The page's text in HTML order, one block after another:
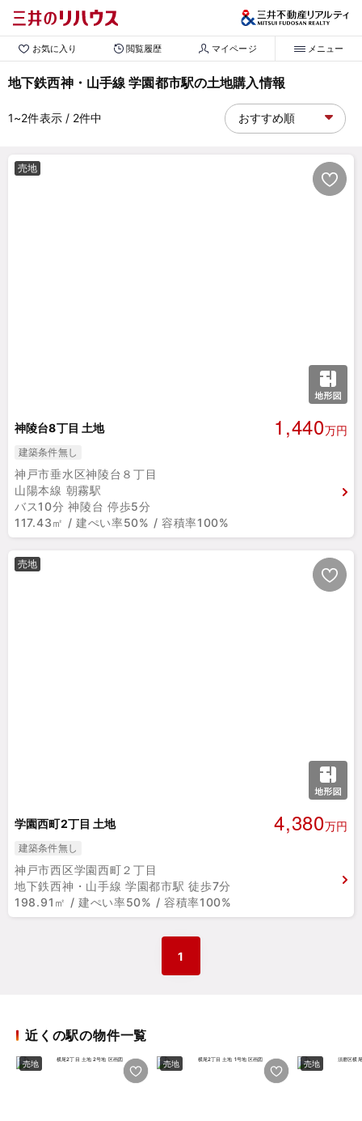
お気に入り 閲覧履歴 マイページ メニュー
地下鉄西神・山手線 学園都市駅の土地購入情報
1~2件表示/ 2件中
売地
神陵台8丁目 土地 1,440万円
建築条件無し
神戸市垂水区神陵台８丁目
山陽本線 朝霧駅
バス10分 神陵台 停歩5分
117.43㎡ / 建ぺい率50% / 容積率100%
売地
学園西町2丁目 土地 4,380万円
建築条件無し
神戸市西区学園西町２丁目
地下鉄西神・山手線 学園都市駅 徒歩7分
198.91㎡ / 建ぺい率50% / 容積率100%
1
近くの駅の物件一覧
売地 売地 売地